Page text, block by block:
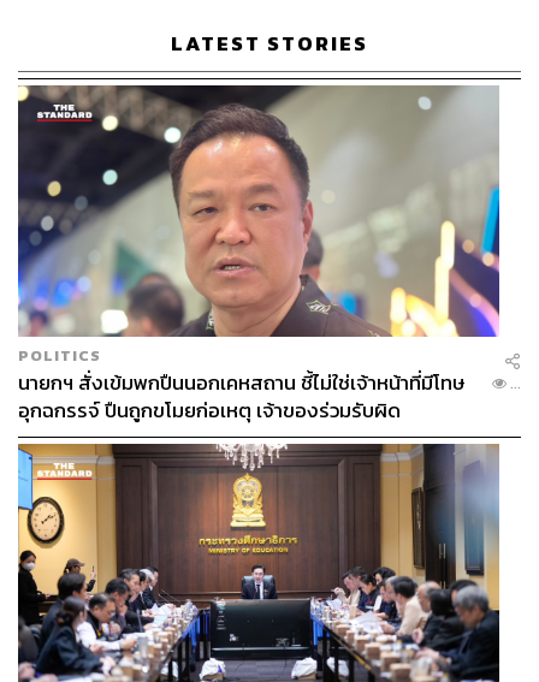
LATEST STORIES
POLITICS
นายกฯ สั่งเข้มพกปืนนอกเคหสถาน ชี้ไม่ใช่เจ้าหน้าที่มีโทษ
อุกฉกรรจ์ ปืนถูกขโมยก่อเหตุ เจ้าของร่วมรับผิด
...